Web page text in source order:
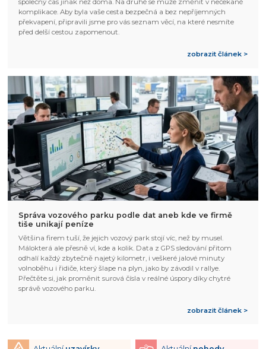
společný čas jinak než doma. Na druhé se může změnit v nečekané
komplikace. Aby byla vaše cesta bezpečná a bez nepříjemných
překvapení, připravili jsme pro vás seznam věcí, na které nesmíte
před delší cestou zapomenout.
zobrazit článek >
Správa vozového parku podle dat aneb kde ve firmě
tiše unikají peníze
Většina firem tuší, že jejich vozový park stojí víc, než by musel.
Málokterá ale přesně ví, kde a kolik. Data z GPS sledování přitom
odhalí každý zbytečně najetý kilometr, i veškeré jalové minuty
volnoběhu i řidiče, který šlape na plyn, jako by závodil v rallye.
Přečtěte si, jak proměnit surová čísla v reálné úspory díky chytré
správě vozového parku.
zobrazit článek >